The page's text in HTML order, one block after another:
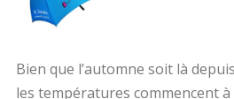
Bien que l’automne soit là
les températures commencent